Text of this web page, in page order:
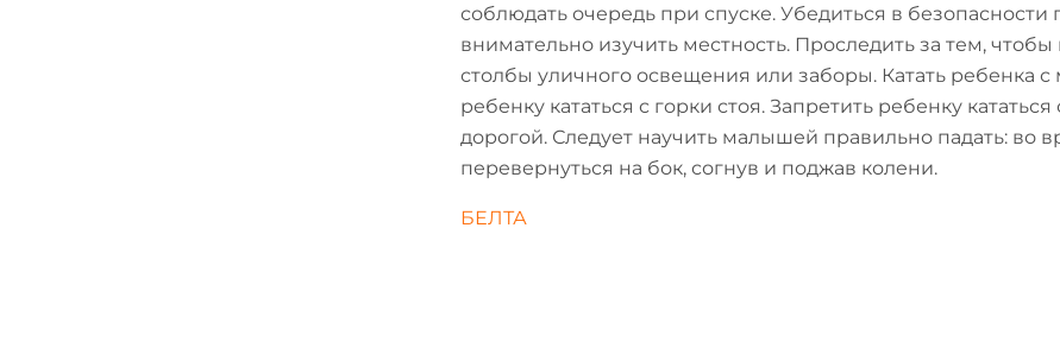
соблюдать очередь при спуске. Убедиться в
внимательно изучить местность. Проследить за тем,
столбы уличного освещения или заборы. Катать ребенка с
ребенку кататься с горки стоя. Запретить ребенку
дорогой. Следует научить малышей правильно падать: во
перевернуться на бок, согнув и поджав колени.
БЕЛТА